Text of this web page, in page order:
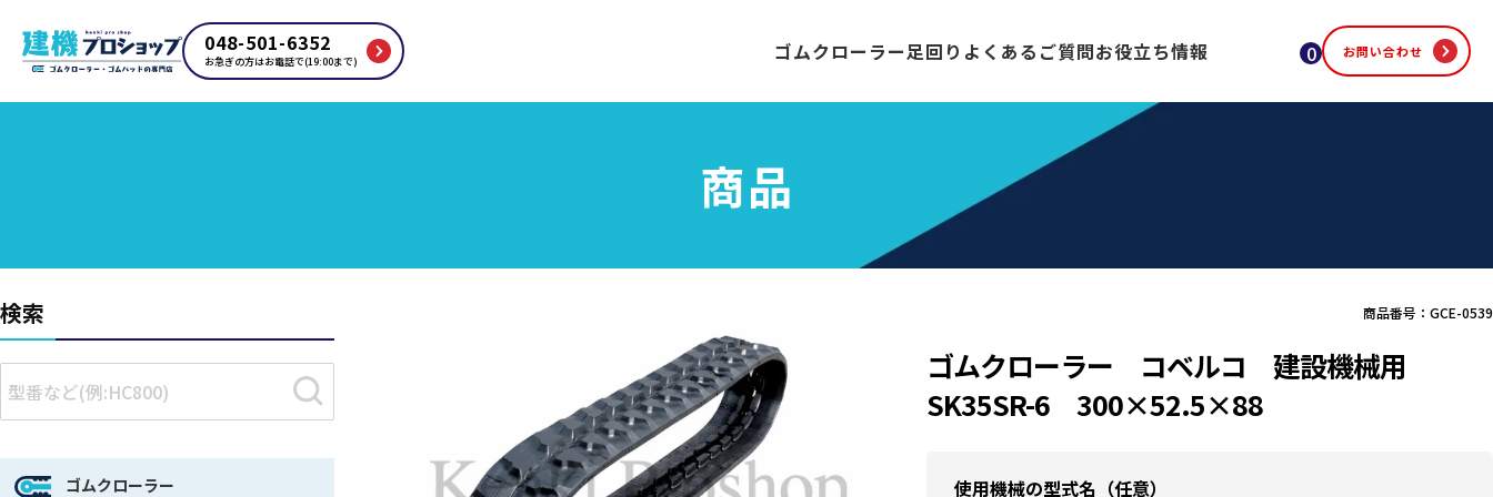
048-501-6352
お急ぎの方はお電話で(19:00まで) ゴムクローラー足回り よくあるご質問お役立ち情報 0 お問い合わせ
商品
商品番号：GCE-0539
ゴムクローラー コベルコ 建設機械用
SK35SR-6 300×52.5×88
使用機械の型式名（任意）
検索
ゴムクローラー